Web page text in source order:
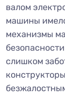
валом
машины
механизмы
слишком